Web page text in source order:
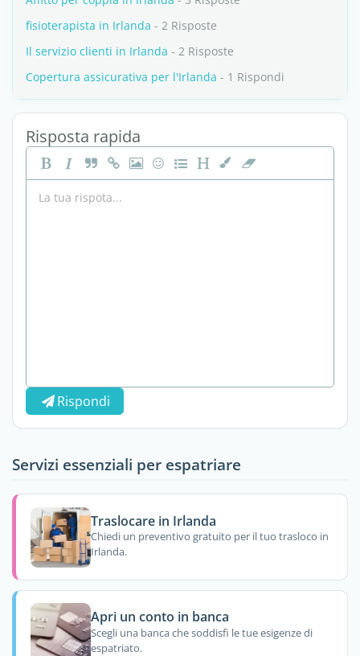
fisioterapista in Irlanda - 2 Risposte
Il servizio clienti in Irlanda - 2 Risposte
Copertura assicurativa per l'Irlanda - 1 Rispondi
Risposta rapida
Rispondi
Servizi essenziali per espatriare
Traslocare in Irlanda
Chiedi un preventivo gratuito per il tuo trasloco in
Irlanda.
Apri un conto in banca
Scegli una banca che soddisfi le tue esigenze di
espatriato.